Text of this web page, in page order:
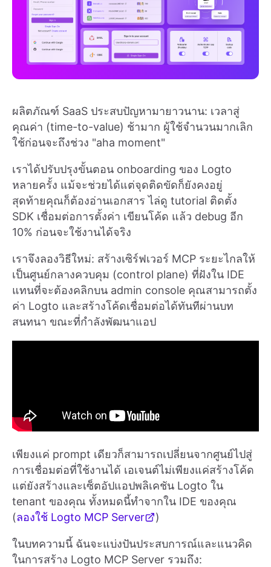
ผลิตภัณฑ์ SaaS ประสบปัญหามายาวนาน: เวลาสู่
คุณค่า (time-to-value) ช้ามาก ผู้ใช้จำนวนมากเลิก
ใช้ก่อนจะถึงช่วง "aha moment"
เราได้ปรับปรุงขั้นตอน onboarding ของ Logto
หลายครั้ง แม้จะช่วยได้แต่จุดติดขัดก็ยังคงอยู่
สุดท้ายคุณก็ต้องอ่านเอกสาร ไล่ดู tutorial ติดตั้ง
SDK เชื่อมต่อการตั้งค่า เขียนโค้ด แล้ว debug อีก
10% ก่อนจะใช้งานได้จริง
เราจึงลองวิธีใหม่: สร้างเซิร์ฟเวอร์ MCP ระยะไกลให้
เป็นศูนย์กลางควบคุม (control plane) ที่ฝังใน IDE
แทนที่จะต้องคลิกบน admin console คุณสามารถตั้ง
ค่า Logto และสร้างโค้ดเชื่อมต่อได้ทันทีผ่านบท
สนทนา ขณะที่กำลังพัฒนาแอป
เพียงแค่ prompt เดียวก็สามารถเปลี่ยนจากศูนย์ไปสู่
การเชื่อมต่อที่ใช้งานได้ เอเจนต์ไม่เพียงแค่สร้างโค้ด
แต่ยังสร้างและเซ็ตอัปแอปพลิเคชัน Logto ใน
tenant ของคุณ ทั้งหมดนี้ทำจากใน IDE ของคุณ
(ลองใช้ Logto MCP Server )
ในบทความนี้ ฉันจะแบ่งปันประสบการณ์และแนวคิด
ในการสร้าง Logto MCP Server รวมถึง: